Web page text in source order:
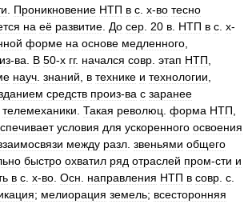
Проникновение НТП в с х-во тесно
на её развитие До сер 20 в НТП в с х-
форме на основе медленного
-ва В 50-х гг. начался совр этап НТП
науч знаний в технике и технологии
средств произ-ва с заранее
телемеханики Такая революц форма НТП
условия для ускоренного освоения
между разл звеньями общего
быстро охватил ряд отраслей пром-сти и
в с х-во Осн направления НТП в совр с
; мелиорация земель; всесторонняя